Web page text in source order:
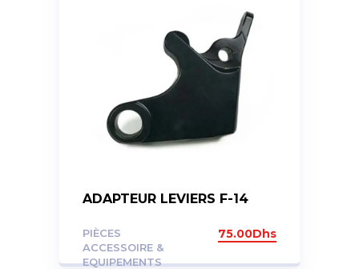
ADAPTEUR LEVIERS F-14
PIÈCES
ACCESSOIRE &
EQUIPEMENTS
75.00Dhs